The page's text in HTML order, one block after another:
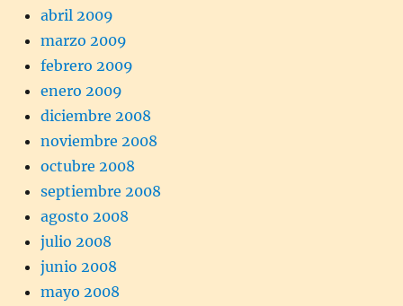
abril 2009
marzo 2009
febrero 2009
enero 2009
diciembre 2008
noviembre 2008
octubre 2008
septiembre 2008
agosto 2008
julio 2008
junio 2008
mayo 2008